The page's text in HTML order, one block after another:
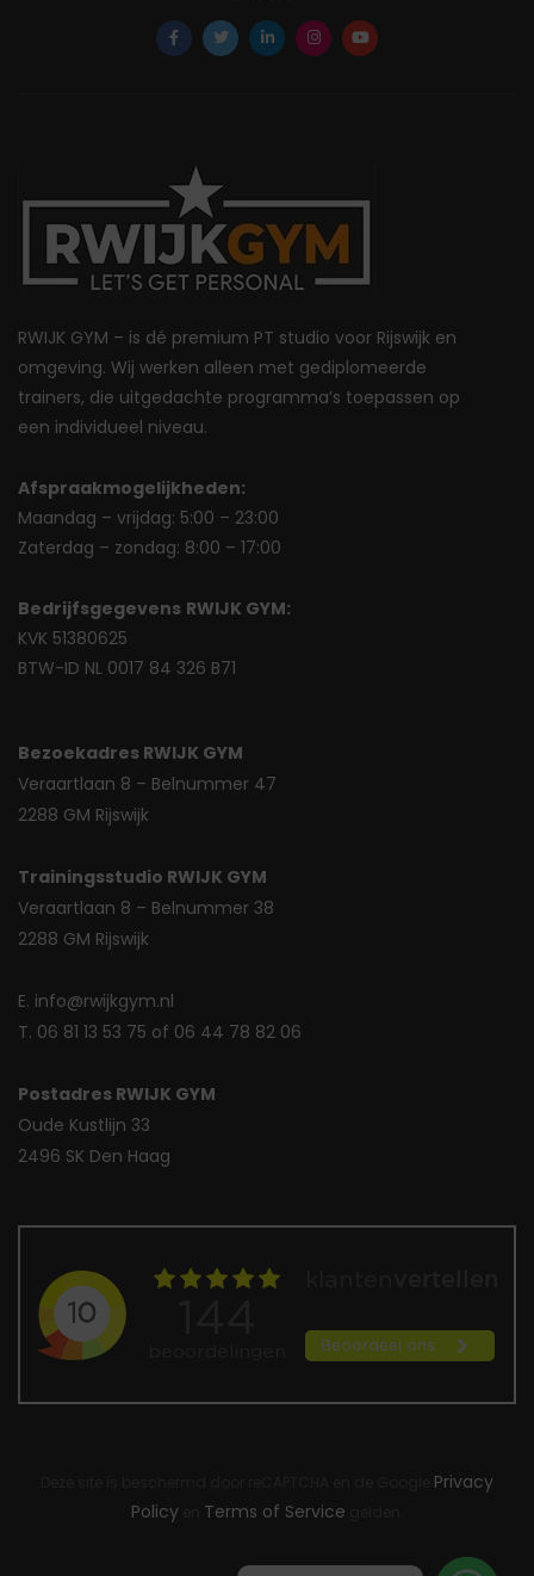
RWIJK GYM – is dé premium PT studio voor Rijswijk en
omgeving. Wij werken alleen met gediplomeerde
trainers, die uitgedachte programma’s toepassen op
een individueel niveau.
Afspraakmogelijkheden:
Maandag – vrijdag: 5:00 – 23:00
Zaterdag – zondag: 8:00 – 17:00
Bedrijfsgegevens RWIJK GYM:
KVK 51380625
BTW-ID NL 0017 84 326 B71
Bezoekadres RWIJK GYM
Veraartlaan 8 – Belnummer 47
2288 GM Rijswijk
Trainingsstudio RWIJK GYM
Veraartlaan 8 – Belnummer 38
2288 GM Rijswijk
E. info@rwijkgym.nl
T. 06 81 13 53 75 of 06 44 78 82 06
Postadres RWIJK GYM
Oude Kustlijn 33
2496 SK Den Haag
Privacy
Policyen Terms of Service